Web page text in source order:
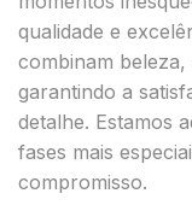
qualidade e
combinam
garantindo a
detalhe. Estamos
fases mais
compromisso.